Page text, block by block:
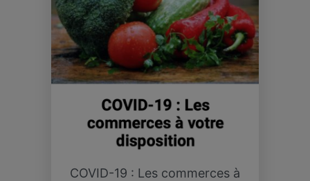
COVID-19 : Les commerces à